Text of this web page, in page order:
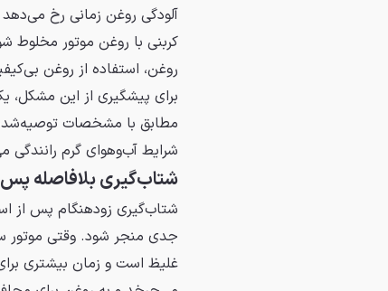
آلودگی روغن زمانی رخ
کربنی با روغن موتور
روغن، استفاده از روغن
برای پیشگیری از این مشکل،
مطابق با مشخصات توصیه‌شده
شرایط آب‌وهوای گرم رانندگی
شتاب‌گیری بلافاصله پس
شتاب‌گیری زودهنگام پس از
جدی منجر شود. وقتی موتور
غلیظ است و زمان بیشتری